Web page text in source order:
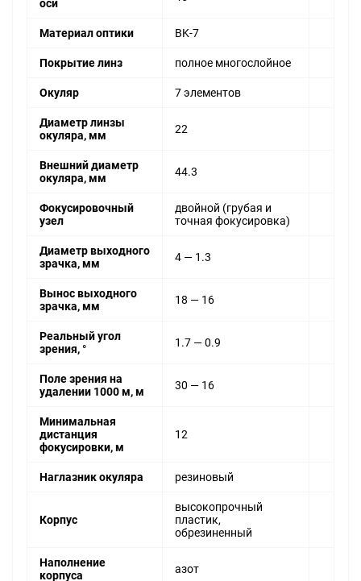
оси
Материал оптики BK-7
Покрытие линз полное многослойное
Окуляр 7 элементов
Диаметр линзы
окуляра, мм
22
Внешний диаметр
окуляра, мм
44.3
Фокусировочный
узел
двойной (грубая и
точная фокусировка)
Диаметр выходного
зрачка, мм
4 — 1.3
Вынос выходного
зрачка, мм
18 — 16
Реальный угол
зрения, °
1.7 — 0.9
Поле зрения на
удалении 1000 м, м
30 — 16
Минимальная
дистанция
фокусировки, м
12
Наглазник окуляра резиновый
Корпус
высокопрочный
пластик,
обрезиненный
Наполнение
корпуса
азот